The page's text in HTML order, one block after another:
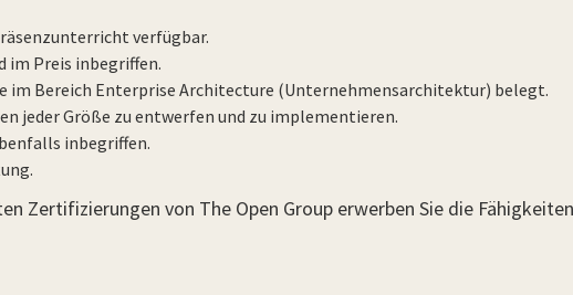
verfügbar.
im Preis inbegriffen.
im Bereich Enterprise Architecture (Unternehmensarchitektur) belegt.
jeder Größe zu entwerfen und zu implementieren.
inbegriffen.
Zertifizierungen von The Open Group erwerben Sie die